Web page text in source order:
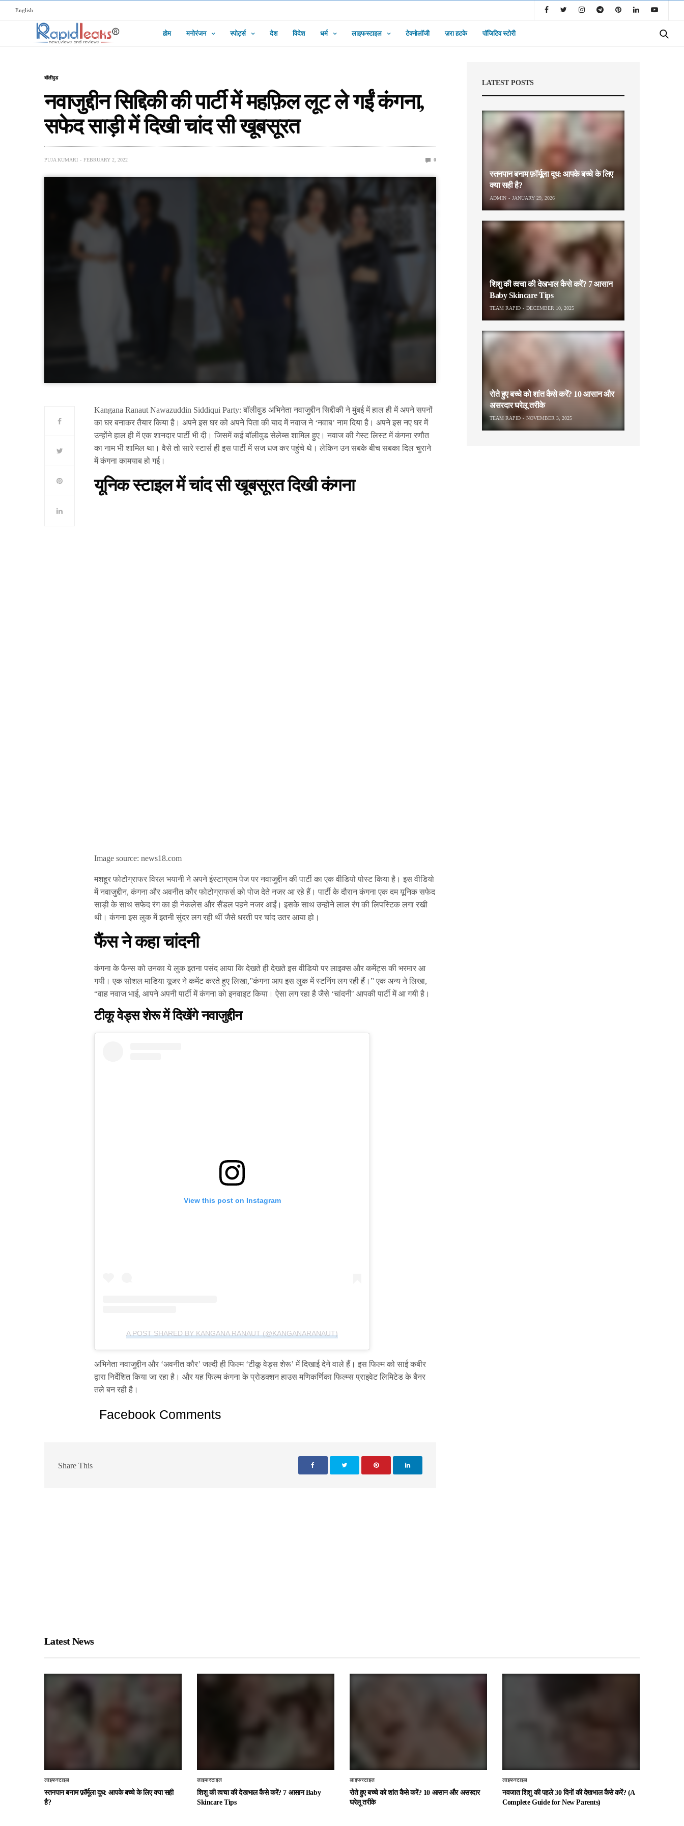
English
होम मनोरंजन स्पोर्ट्स देश विदेश धर्म लाइफस्टाइल टेक्नोलॉजी ज़रा हटके पॉजिटिव स्टोरी
बॉलीवुड
नवाजुद्दीन सिद्दिकी की पार्टी में महफ़िल लूट ले गईं कंगना,
सफेद साड़ी में दिखी चांद सी खूबसूरत
PUJA KUMARI FEBRUARY 2, 2022 0
Kangana Ranaut Nawazuddin Siddiqui Party: बॉलीवुड अभिनेता नवाजुद्दीन सिद्दीकी ने मुंबई में हाल ही में अपने सपनों
का घर बनाकर तैयार किया है। अपने इस घर को अपने पिता की याद में नवाज ने ‘नवाब’ नाम दिया है। अपने इस नए घर में
उन्होंने हाल ही में एक शानदार पार्टी भी दी। जिसमें कई बॉलीवुड सेलेब्स शामिल हुए। नवाज की गेस्ट लिस्ट में कंगना रणौत
का नाम भी शामिल था। वैसे तो सारे स्टार्स ही इस पार्टी में सज धज कर पहुंचे थे। लेकिन उन सबके बीच सबका दिल चुराने
में कंगना कामयाब हो गई।
यूनिक स्टाइल में चांद सी खूबसूरत दिखी कंगना
Image source: news18.com
मशहूर फोटोग्राफर विरल भयानी ने अपने इंस्टाग्राम पेज पर नवाजुद्दीन की पार्टी का एक वीडियो पोस्ट किया है। इस वीडियो
में नवाजुद्दीन, कंगना और अवनीत कौर फोटोग्राफर्स को पोज देते नजर आ रहे हैं। पार्टी के दौरान कंगना एक दम यूनिक सफेद
साड़ी के साथ सफेद रंग का ही नेकलेस और सैंडल पहने नजर आईं। इसके साथ उन्होंने लाल रंग की लिपस्टिक लगा रखी
थी। कंगना इस लुक में इतनी सुंदर लग रही थीं जैसे धरती पर चांद उतर आया हो।
फैंस ने कहा चांदनी
कंगना के फैन्स को उनका ये लुक इतना पसंद आया कि देखते ही देखते इस वीडियो पर लाइक्स और कमेंट्स की भरमार आ
गयी। एक सोशल माडिया यूजर ने कमेंट करते हुए लिखा,”कंगना आप इस लुक में स्टनिंग लग रही हैं।” एक अन्य ने लिखा,
“वाह नवाज भाई, आपने अपनी पार्टी में कंगना को इनवाइट किया। ऐसा लग रहा है जैसे ‘चांदनी’ आपकी पार्टी में आ गयी है।
टीकू वेड्स शेरू में दिखेंगे नवाजुद्दीन
View this post on Instagram
A POST SHARED BY KANGANA RANAUT (@KANGANARANAUT)
अभिनेता नवाजुद्दीन और ‘अवनीत कौर’ जल्दी ही फिल्म ‘टीकू वेड्स शेरू’ में दिखाई देने वाले हैं। इस फिल्म को साई कबीर
द्वारा निर्देशित किया जा रहा है। और यह फिल्म कंगना के प्रोडक्शन हाउस मणिकर्णिका फिल्म्स प्राइवेट लिमिटेड के बैनर
तले बन रही है।
Facebook Comments
Share This
LATEST POSTS
स्तनपान बनाम फ़ॉर्मूला दूध: आपके बच्चे के लिए
क्या सही है?
ADMIN JANUARY 29, 2026
शिशु की त्वचा की देखभाल कैसे करें? 7 आसान
Baby Skincare Tips
TEAM RAPID DECEMBER 10, 2025
रोते हुए बच्चे को शांत कैसे करें? 10 आसान और
असरदार घरेलू तरीके
TEAM RAPID NOVEMBER 3, 2025
Latest News
लाइफस्टाइल
स्तनपान बनाम फ़ॉर्मूला दूध: आपके बच्चे के लिए क्या सही
है?
लाइफस्टाइल
शिशु की त्वचा की देखभाल कैसे करें? 7 आसान Baby
Skincare Tips
लाइफस्टाइल
रोते हुए बच्चे को शांत कैसे करें? 10 आसान और असरदार
घरेलू तरीके
लाइफस्टाइल
नवजात शिशु की पहले 30 दिनों की देखभाल कैसे करें? (A
Complete Guide for New Parents)